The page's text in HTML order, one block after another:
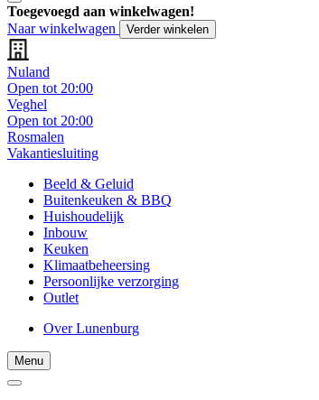
Toegevoegd aan winkelwagen!
Naar winkelwagen
Verder winkelen
Nuland
Open tot 20:00
Veghel
Open tot 20:00
Rosmalen
Vakantiesluiting
Beeld & Geluid
Buitenkeuken & BBQ
Huishoudelijk
Inbouw
Keuken
Klimaatbeheersing
Persoonlijke verzorging
Outlet
Over Lunenburg
Menu